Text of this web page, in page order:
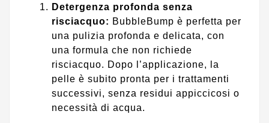
Detergenza profonda senza
risciacquo: BubbleBump è perfetta per
una pulizia profonda e delicata, con
una formula che non richiede
risciacquo. Dopo l’applicazione, la
pelle è subito pronta per i trattamenti
successivi, senza residui appiccicosi o
necessità di acqua.